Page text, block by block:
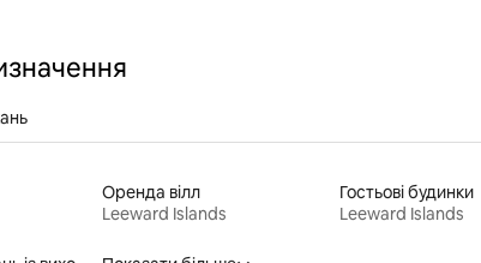
Оренда вілл
Leeward Islands
Гостьові будинки
Leeward Islands